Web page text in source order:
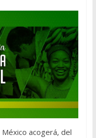
México acogerá, del